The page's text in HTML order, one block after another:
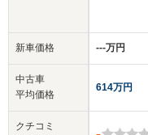
新車価格
中古車
平均価格
クチコミ
‐‐‐万円
614万円